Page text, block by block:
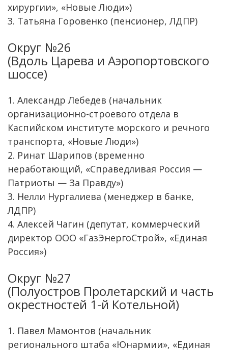
хирургии», «Новые Люди»)
3. Татьяна Горовенко (пенсионер, ЛДПР)
Округ №26
(Вдоль Царева и Аэропортовского
шоссе)
1. Александр Лебедев (начальник
организационно-строевого отдела в
Каспийском институте морского и речного
транспорта, «Новые Люди»)
2. Ринат Шарипов (временно
неработающий, «Справедливая Россия —
Патриоты — За Правду»)
3. Нелли Нургалиева (менеджер в банке,
ЛДПР)
4. Алексей Чагин (депутат, коммерческий
директор ООО «ГазЭнергоСтрой», «Единая
Россия»)
Округ №27
(Полуостров Пролетарский и часть
окрестностей 1-й Котельной)
1. Павел Мамонтов (начальник
регионального штаба «Юнармии», «Единая